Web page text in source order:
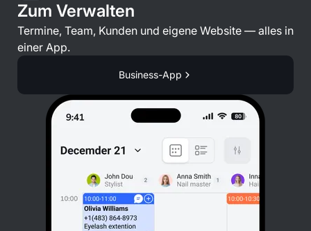
Zum Verwalten
Termine, Team, Kunden und eigene Website — alles in
einer App.
Business-App